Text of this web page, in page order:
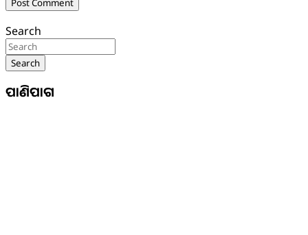
Search
Search
ପାଣିପାଗ